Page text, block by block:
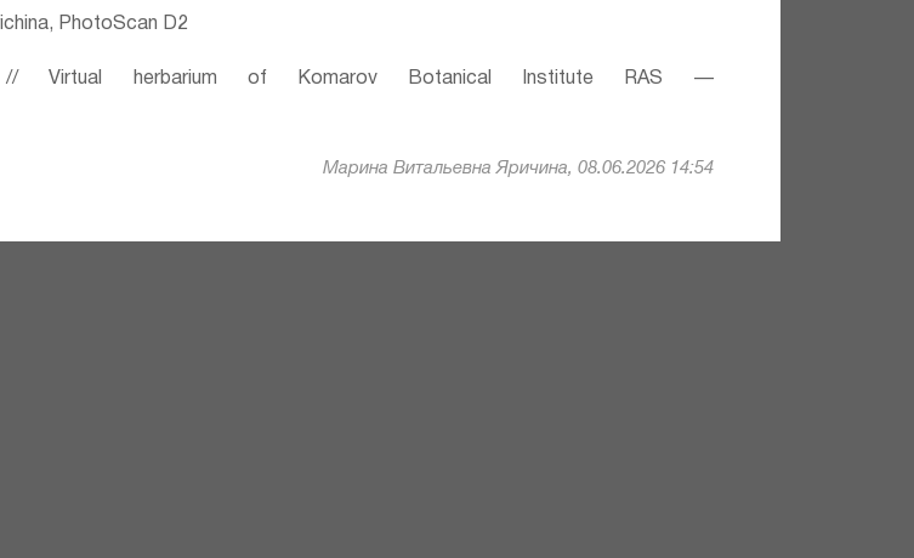
PhotoScan D2
// Virtual herbarium of Komarov Botanical Institute RAS —
Марина Витальевна Яричина, 08.06.2026 14:54